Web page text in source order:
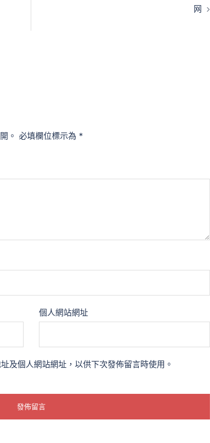
网
。 必填欄位標示為 *
個人網站網址
及個人網站網址，以供下次發佈留言時使用。